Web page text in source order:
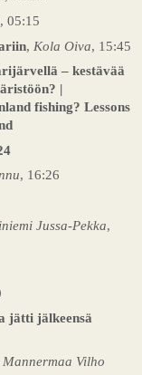
, 05:15
, Kola Oiva, 15:45
– kestävää
|
fishing? Lessons
, 16:26
Jussa-Pekka,
jätti jälkeensä
Mannermaa Vilho